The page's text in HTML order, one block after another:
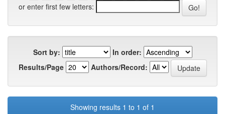
or enter first few letters:
Sort by:
In order:
Results/Page
Authors/Record:
Showing results 1 to 1 of 1